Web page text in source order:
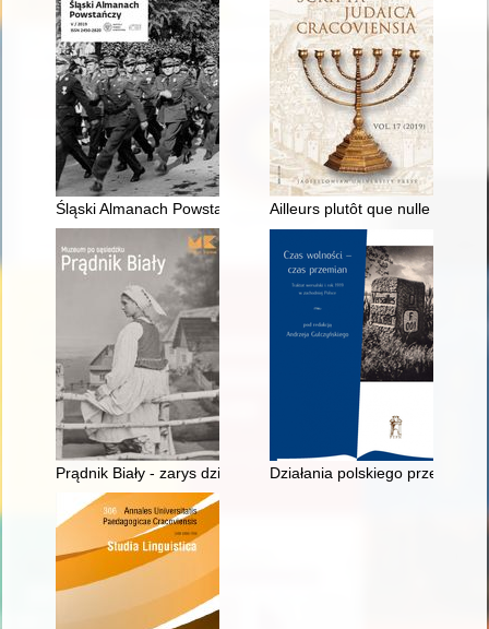
Śląski Almanach Powstańczy. T. 5 (2019)Ailleurs plutôt que nulle part :
Prądnik Biały - zarys dziejów Działania polskiego